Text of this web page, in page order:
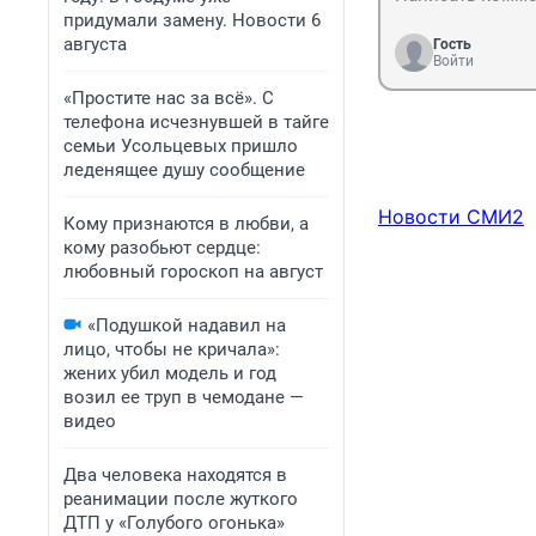
придумали замену. Новости 6
августа
«Простите нас за всё». С
телефона исчезнувшей в тайге
семьи Усольцевых пришло
леденящее душу сообщение
Кому признаются в любви, а
кому разобьют сердце:
любовный гороскоп на август
«Подушкой надавил на
лицо, чтобы не кричала»:
жених убил модель и год
возил ее труп в чемодане —
видео
Два человека находятся в
реанимации после жуткого
ДТП у «Голубого огонька»
Гость
Войти
Новости СМИ2